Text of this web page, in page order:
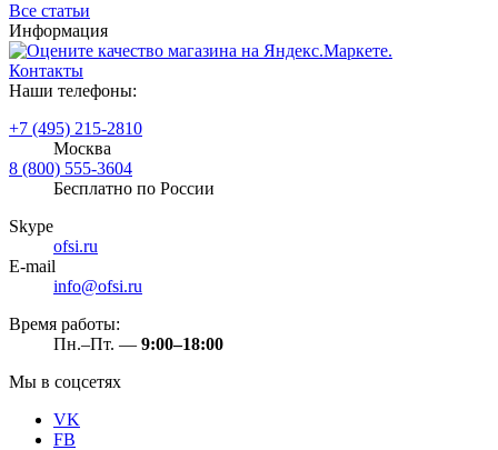
Все статьи
Информация
Контакты
Наши телефоны:
+7 (495) 215-2810
Москва
8 (800) 555-3604
Бесплатно по России
Skype
ofsi.ru
E-mail
info@ofsi.ru
Время работы:
Пн.–Пт. — 9:00–18:00
Мы в соцсетях
VK
FB